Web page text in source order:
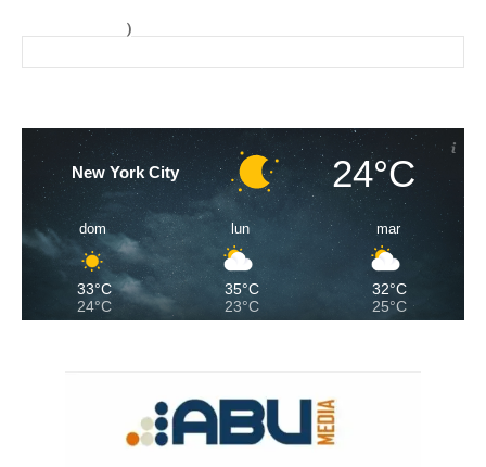
)
New York City 24°C
dom
33°C
24°C
lun
35°C
23°C
mar
32°C
25°C